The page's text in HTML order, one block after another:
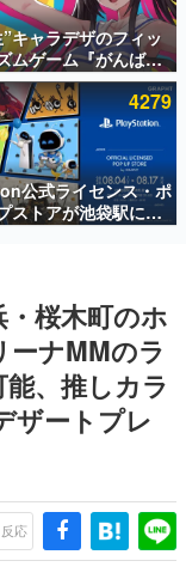
ー数万以上！ などな
ミ渾身の“殿堂入り”記
時のエピソードをお
本』は、〈試験問題〉
んに取材し、ゲームが
キャラデザのフィッ
ムゲーム『がんば
ズム』Steamストア
開。キャラクターの
ゅかさん
4279
公式ライセンス・ポ
ストアが池袋駅にて
開催。夏のアパレル
・桜木町のホ
ーナMMのラ
、推しカラ
ザートプレ
反応